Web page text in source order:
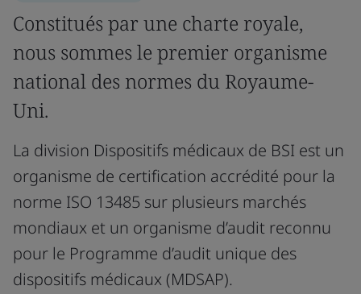
Constitués par une charte royale,
nous sommes le premier organisme
national des normes du Royaume-
Uni.
La division Dispositifs médicaux de BSI est un
organisme de certification accrédité pour la
norme ISO 13485 sur plusieurs marchés
mondiaux et un organisme d’audit reconnu
pour le Programme d’audit unique des
dispositifs médicaux (MDSAP).